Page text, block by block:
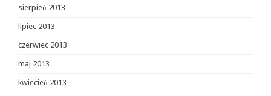
sierpień 2013
lipiec 2013
czerwiec 2013
maj 2013
kwiecień 2013